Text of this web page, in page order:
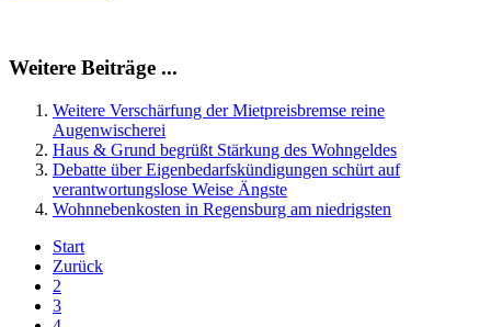
Weitere Beiträge ...
Weitere Verschärfung der Mietpreisbremse reine
Augenwischerei
Haus & Grund begrüßt Stärkung des Wohngeldes
Debatte über Eigenbedarfskündigungen schürt auf
verantwortungslose Weise Ängste
Wohnnebenkosten in Regensburg am niedrigsten
Start
Zurück
2
3